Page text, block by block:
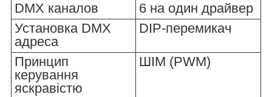
DMX каналов
6 на один драйвер
Установка DMX
адреса
DIP-перемикач
Принцип
керування
яскравістю
ШІМ (PWM)